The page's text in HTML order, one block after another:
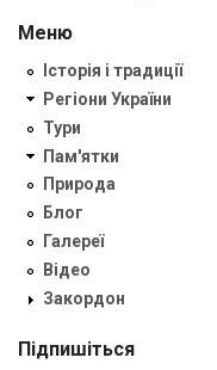
Меню
Історія і традиції
Регіони України
Тури
Пам'ятки
Природа
Блог
Галереї
Відео
Закордон
Підпишіться